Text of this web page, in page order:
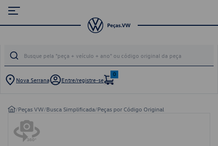
Nova Serrana Entre/registre-se
0
/Peças VW/Busca Simplificada/Peças por Código Original